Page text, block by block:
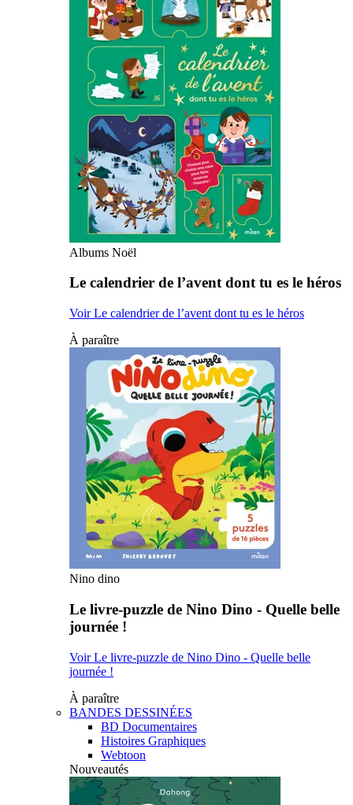
Albums Noël
Le calendrier de l’avent dont tu es le héros
Voir Le calendrier de l’avent dont tu es le héros
À paraître
Nino dino
Le livre-puzzle de Nino Dino - Quelle belle
journée !
Voir Le livre-puzzle de Nino Dino - Quelle belle
journée !
À paraître
BANDES DESSINÉES
BD Documentaires
Histoires Graphiques
Webtoon
Nouveautés